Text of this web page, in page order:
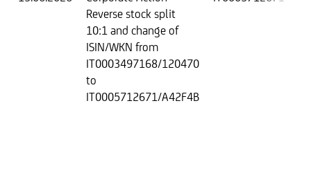
Reverse stock split
10:1 and change of
ISIN/WKN from
IT0003497168/120470
to
IT0005712671/A42F4B